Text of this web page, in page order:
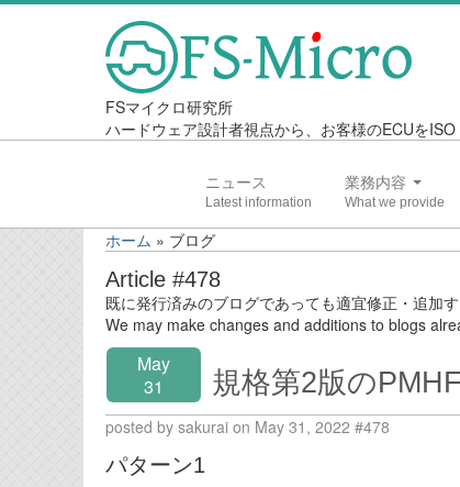
FSマイクロ研究所
ハードウェア設計者視点から、お客様のECUを
ニュース 業務内容
ホーム » ブログ
Article #478
既に発行済みのブログであっても適宜修正・追加す
We may make changes and additions to blogs
May
31
規格第2版の
posted by sakurai on May 31, 2022 #478
パターン1